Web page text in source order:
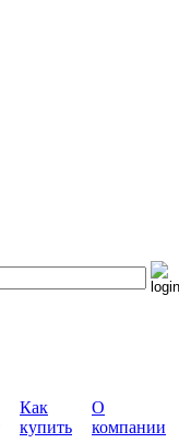
Как
купить
О
компании